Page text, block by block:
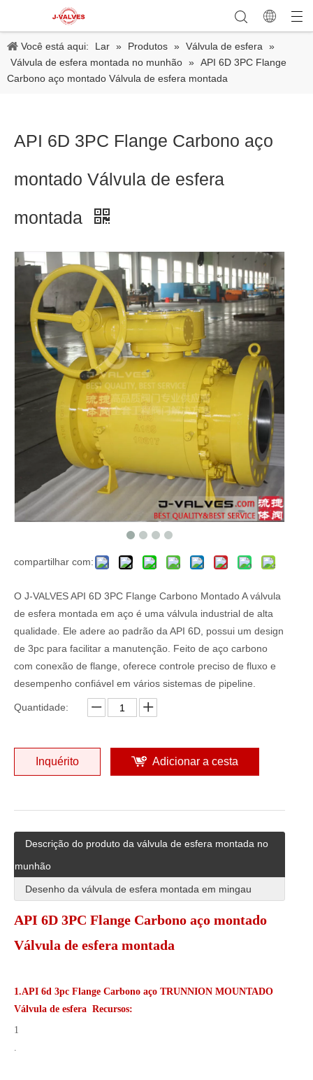
Você está aqui: Lar » Produtos » Válvula de esfera
»
Válvula de esfera montada no munhão » API 6D 3PC Flange
Carbono aço montado Válvula de esfera montada
API 6D 3PC Flange Carbono aço
montado Válvula de esfera
montada
compartilhar com:
O J-VALVES API 6D 3PC Flange Carbono Montado A válvula
de esfera montada em aço é uma válvula industrial de alta
qualidade. Ele adere ao padrão da API 6D, possui um design
de 3pc para facilitar a manutenção. Feito de aço carbono
com conexão de flange, oferece controle preciso de fluxo e
desempenho confiável em vários sistemas de pipeline.
Quantidade:
Inquérito Adicionar a cesta
Descrição do produto da válvula de esfera montada no
munhão
Desenho da válvula de esfera montada em mingau
API 6D 3PC Flange Carbono aço montado
Válvula de esfera montada
1.API 6d 3pc Flange Carbono aço TRUNNION MOUNTADO
Válvula de esfera Recursos:
1
.